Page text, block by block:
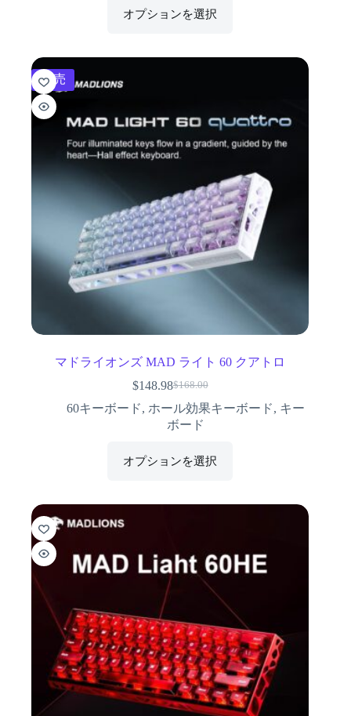
オプションを選択
販売
マドライオンズ MAD ライト 60 クアトロ
$168.00
$148.98
60キーボード, ホール効果キーボード, キー
ボード
オプションを選択